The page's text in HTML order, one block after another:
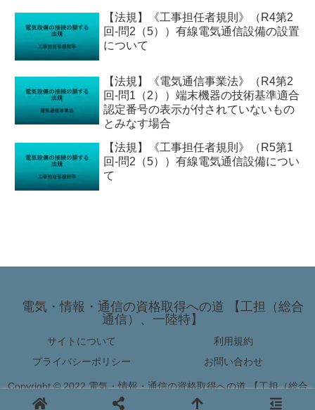
【法規】《工事担任者規則》（R4第2
回-問2（5））有線電気通信設備の設置
について
【法規】《電気通信事業法》（R4第2
回-問1（2））端末機器の技術基準適合
認定番号の表示が付されていないもの
とみなす場合
【法規】《工事担任者規則》（R5第1
回-問2（5））有線電気通信設備につい
て
電気・情報・通信の資格取得への道 【工担（総合
通信）、一陸特】
サイトについて
利用規約
プライバシーポリシー
お問い合わせ
Copyright © 2022 電気・情報・通信の資格取得への道 【工担（総合
通信）、一陸特】 All Rights Reserved.